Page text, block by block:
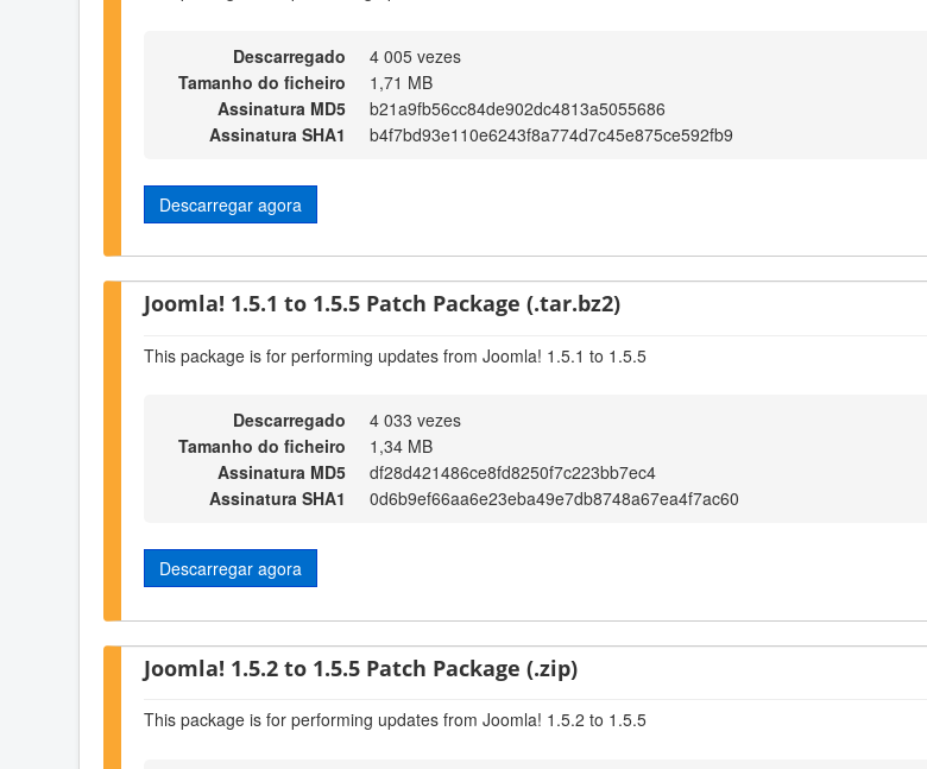
Descarregado
4 005 vezes
Tamanho do ficheiro
1,71 MB
Assinatura MD5
b21a9fb56cc84de902dc4813a5055686
Assinatura SHA1
b4f7bd93e110e6243f8a774d7c45e875ce592fb9
Descarregar agora
Joomla! 1.5.1 to 1.5.5 Patch Package (.tar.bz2)
This package is for performing updates from Joomla! 1.5.1 to 1.5.5
Descarregado
4 033 vezes
Tamanho do ficheiro
1,34 MB
Assinatura MD5
df28d421486ce8fd8250f7c223bb7ec4
Assinatura SHA1
0d6b9ef66aa6e23eba49e7db8748a67ea4f7ac60
Descarregar agora
Joomla! 1.5.2 to 1.5.5 Patch Package (.zip)
This package is for performing updates from Joomla! 1.5.2 to 1.5.5